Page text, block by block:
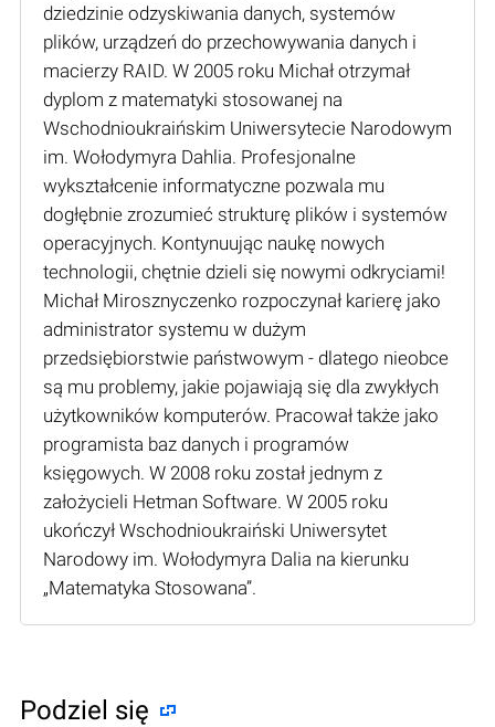
dziedzinie odzyskiwania danych, systemów
plików, urządzeń do przechowywania danych i
macierzy RAID. W 2005 roku Michał otrzymał
dyplom z matematyki stosowanej na
Wschodnioukraińskim Uniwersytecie Narodowym
im. Wołodymyra Dahlia. Profesjonalne
wykształcenie informatyczne pozwala mu
dogłębnie zrozumieć strukturę plików i systemów
operacyjnych. Kontynuując naukę nowych
technologii, chętnie dzieli się nowymi odkryciami!
Michał Mirosznyczenko rozpoczynał karierę jako
administrator systemu w dużym
przedsiębiorstwie państwowym - dlatego nieobce
są mu problemy, jakie pojawiają się dla zwykłych
użytkowników komputerów. Pracował także jako
programista baz danych i programów
księgowych. W 2008 roku został jednym z
założycieli Hetman Software. W 2005 roku
ukończył Wschodnioukraiński Uniwersytet
Narodowy im. Wołodymyra Dalia na kierunku
„Matematyka Stosowana”.
Podziel się